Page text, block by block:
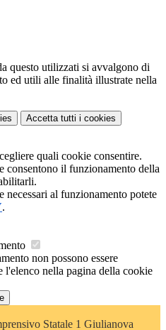
questo utilizzati si avvalgono di
ed utili alle finalità illustrate nella
Accetta tutti i cookies
quali cookie consentire.
consentono il funzionamento della
necessari al funzionamento potete
.
non possono essere
l'elenco nella pagina della cookie
Statale 1 Giulianova